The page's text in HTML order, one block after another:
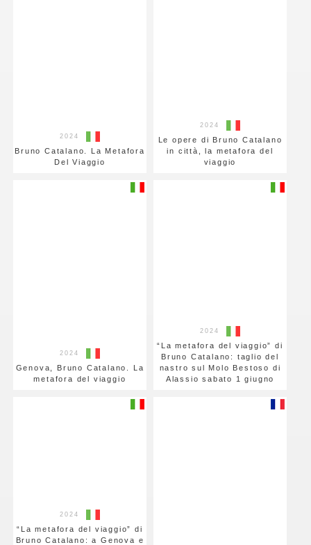
2024
Bruno Catalano. La Metafora
Del Viaggio
2024
Le opere di Bruno Catalano
in città, la metafora del
viaggio
2024
Genova, Bruno Catalano. La
metafora del viaggio
2024
“La metafora del viaggio” di
Bruno Catalano: taglio del
nastro sul Molo Bestoso di
Alassio sabato 1 giugno
2024
“La metafora del viaggio” di
Bruno Catalano: a Genova e